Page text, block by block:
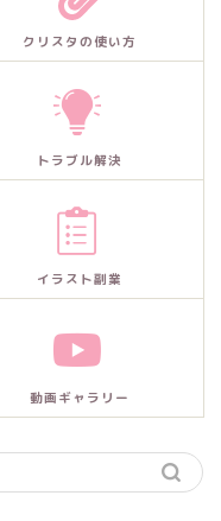
クリスタの使い方
トラブル解決
イラスト副業
動画ギャラリー